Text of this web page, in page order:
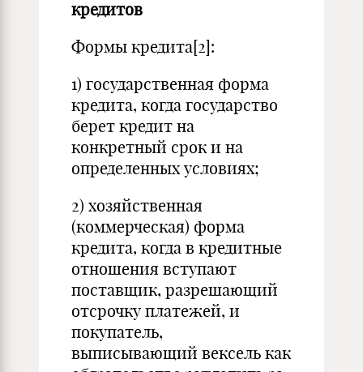
кредитов
Формы кредита[2]:
1) государственная форма
кредита, когда государство
берет кредит на
конкретный срок и на
определенных условиях;
2) хозяйственная
(коммерческая) форма
кредита, когда в кредитные
отношения вступают
поставщик, разрешающий
отсрочку платежей, и
покупатель,
выписывающий вексель как